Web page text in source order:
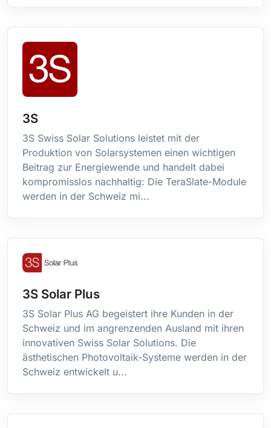
Guyana
Guyane Française
Haïti
Hongrie
Île Bouvet
Île Christmas
Ile de la Réunion
Île Maurice
Îles Cocos (Keeling)
Îles Heard-et-MacDonald
Îles Marshall
Îles Vierges Britanniques
Îles Vierges des États-Unis
Inde
Indonésie
Iraq
3S
3S Swiss Solar Solutions leistet mit der
Produktion von Solarsystemen einen wichtigen
Beitrag zur Energiewende und handelt dabei
kompromisslos nachhaltig: Die TeraSlate-Module
werden in der Schweiz mi...
3S Solar Plus
3S Solar Plus AG begeistert ihre Kunden in der
Schweiz und im angrenzenden Ausland mit ihren
innovativen Swiss Solar Solutions. Die
ästhetischen Photovoltaik-Systeme werden in der
Schweiz entwickelt u...